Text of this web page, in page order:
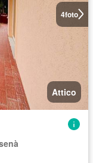
4foto
Attico